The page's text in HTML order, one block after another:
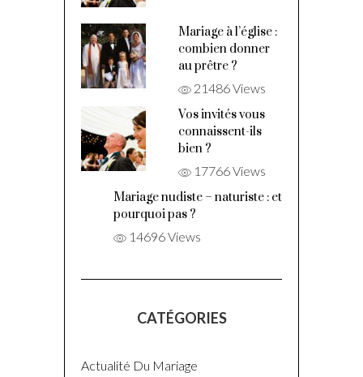
Mariage à l’église :
combien donner
au prêtre ?
21486 Views
Vos invités vous
connaissent-ils
bien ?
17766 Views
Mariage nudiste – naturiste : et
pourquoi pas ?
14696 Views
CATÉGORIES
Actualité Du Mariage